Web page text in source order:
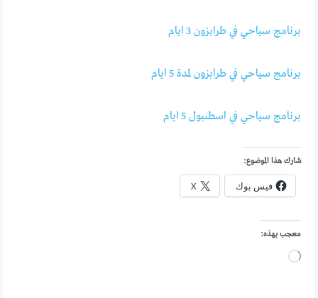
برنامج سياحي في طرابزون 3 ايام
برنامج سياحي في طرابزون لمدة 5 ايام
برنامج سياحي في اسطنبول 5 ايام
شارك هذا الموضوع:
فيس بوك X
معجب بهذه:
جاري